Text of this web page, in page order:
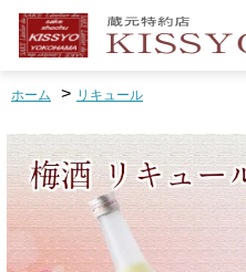
ホーム > リキュール